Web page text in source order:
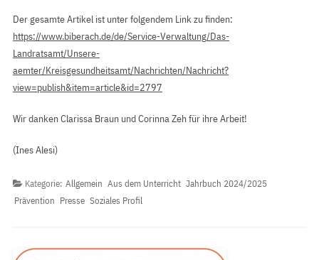
Der gesamte Artikel ist unter folgendem Link zu finden:
https://www.biberach.de/de/Service-Verwaltung/Das-
Landratsamt/Unsere-
aemter/Kreisgesundheitsamt/Nachrichten/Nachricht?
view=publish&item=article&id=2797
Wir danken Clarissa Braun und Corinna Zeh für ihre Arbeit!
(Ines Alesi)
Kategorie: Allgemein Aus dem Unterricht Jahrbuch 2024/2025
Prävention Presse Soziales Profil